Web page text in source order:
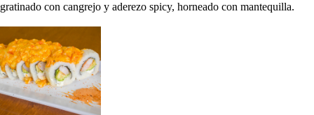
gratinado con cangrejo y aderezo spicy, horneado con mantequilla.